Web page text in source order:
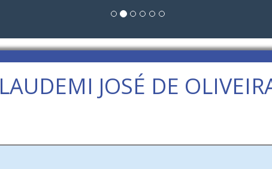
LAUDEMI JOSÉ DE